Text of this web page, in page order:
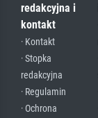
redakcyjna i
kontakt
· Kontakt
· Stopka
redakcyjna
· Regulamin
· Ochrona